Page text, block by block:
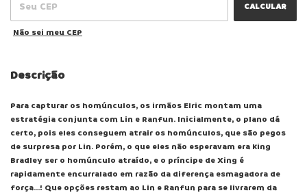
CALCULAR
Não sei meu CEP
Descrição
Para capturar os homúnculos, os irmãos Elric montam uma
estratégia conjunta com Lin e Ranfun. Inicialmente, o plano dá
certo, pois eles conseguem atrair os homúnculos, que são pegos
de surpresa por Lin. Porém, o que eles não esperavam era King
Bradley ser o homúnculo atraído, e o príncipe de Xing é
rapidamente encurralado em razão da diferença esmagadora de
força…! Que opções restam ao Lin e Ranfun para se livrarem da